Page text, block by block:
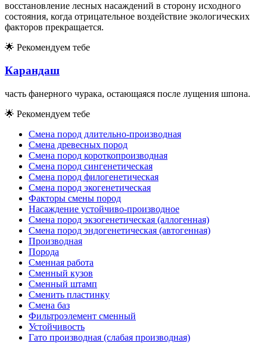
восстановление лесных насаждений в сторону исходного
состояния, когда отрицательное воздействие экологических
факторов прекращается.
🌟 Рекомендуем тебе
Карандаш
часть фанерного чурака, остающаяся после лущения шпона.
🌟 Рекомендуем тебе
Смена пород длительно-производная
Смена древесных пород
Смена пород короткопроизводная
Смена пород сингенетическая
Смена пород филогенетическая
Смена пород экогенетическая
Факторы смены пород
Насаждение устойчиво-производное
Смена пород экзогенетическая (аллогенная)
Смена пород эндогенетическая (автогенная)
Производная
Порода
Сменная работа
Сменный кузов
Сменный штамп
Сменить пластинку
Смена баз
Фильтроэлемент сменный
Устойчивость
Гато производная (слабая производная)